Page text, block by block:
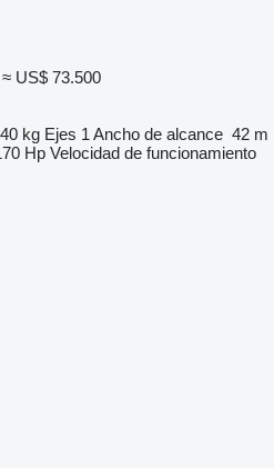
≈ US$ 73.500
kg Ejes 1 Ancho de alcance 42 m
Hp Velocidad de funcionamiento